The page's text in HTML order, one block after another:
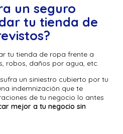
un seguro
tu tienda de
tu tienda de ropa frente a
robos, daños por agua, etc.
un siniestro cubierto por tu
indemnización que te
de tu negocio lo antes
mejor a tu negocio sin